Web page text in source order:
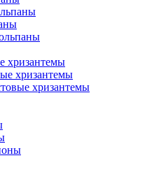
хризантемы
хризантемы
хризантемы